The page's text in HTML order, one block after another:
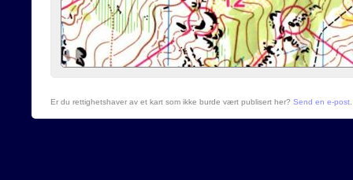
Er du rettighetshaver av et kart som ikke burde vært publisert her? Send en e-post